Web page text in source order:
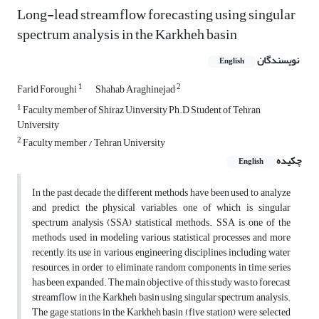
Long-lead streamflow forecasting using singular
spectrum analysis in the Karkheh basin
نویسندگان English
Farid Foroughi1 Shahab Araghinejad2
1Faculty member of Shiraz Uinversity Ph.D Student of Tehran
University
2Faculty member / Tehran University
چکیده
English
In the past decade the different methods have been used to analyze
and predict the physical variables, one of which is singular
spectrum analysis (SSA) statistical methods. SSA is one of the
methods, used in modeling various statistical processes and more
recently, its use in various engineering disciplines including water
resources, in order to eliminate random components in time series
has been expanded. The main objective of this study was to forecast
streamflow in the Karkheh basin using singular spectrum analysis.
The gage stations in the Karkheh basin (five station) were selected